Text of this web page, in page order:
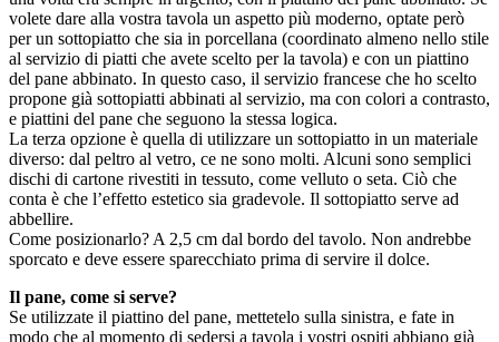
volete dare alla vostra tavola un aspetto più moderno, optate però
per un sottopiatto che sia in porcellana (coordinato almeno nello stile
al servizio di piatti che avete scelto per la tavola) e con un piattino
del pane abbinato. In questo caso, il servizio francese che ho scelto
propone già sottopiatti abbinati al servizio, ma con colori a contrasto,
e piattini del pane che seguono la stessa logica.
La terza opzione è quella di utilizzare un sottopiatto in un materiale
diverso: dal peltro al vetro, ce ne sono molti. Alcuni sono semplici
dischi di cartone rivestiti in tessuto, come velluto o seta. Ciò che
conta è che l’effetto estetico sia gradevole. Il sottopiatto serve ad
abbellire.
Come posizionarlo? A 2,5 cm dal bordo del tavolo. Non andrebbe
sporcato e deve essere sparecchiato prima di servire il dolce.
Il pane, come si serve?
Se utilizzate il piattino del pane, mettetelo sulla sinistra, e fate in
modo che al momento di sedersi a tavola i vostri ospiti abbiano già